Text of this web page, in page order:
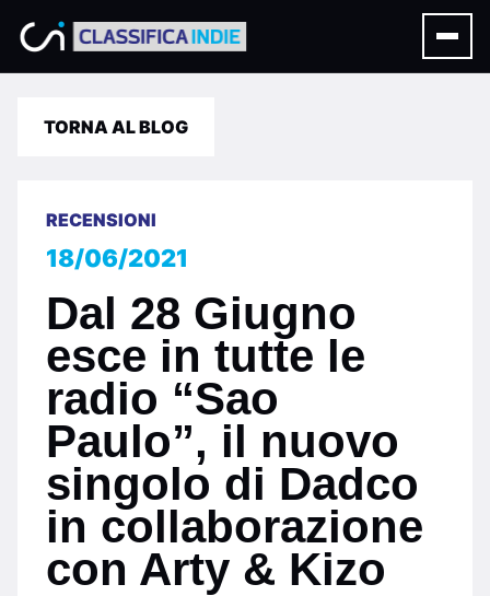
TORNA AL BLOG
RECENSIONI
18/06/2021
Dal 28 Giugno
esce in tutte le
radio “Sao
Paulo”, il nuovo
singolo di Dadco
in collaborazione
con Arty & Kizo